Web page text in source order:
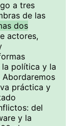
a tres
de las
dos
actores,
política y la
práctica y
del
y la